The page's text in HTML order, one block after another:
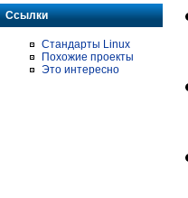
Ссылки
Стандарты Linux
Похожие проекты
Это интересно